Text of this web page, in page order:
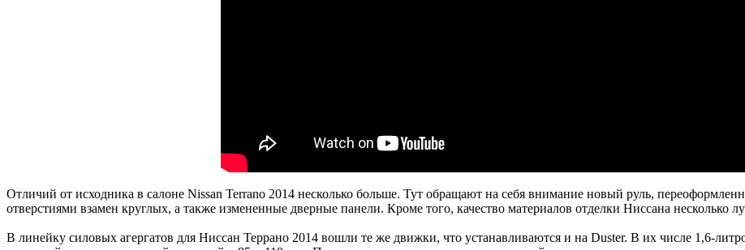
Отличий от исходника в салоне Nissan Terrano 2014 несколько больше. Тут обращают на себя внимание новый руль,
отверстиями взамен круглых, а также измененные дверные панели. Кроме того, качество материалов отделки Ниссана несколько
В линейку силовых агергатов для Ниссан Террано 2014 вошли те же движки, что устанавливаются и на Duster. В их числе 1,6-